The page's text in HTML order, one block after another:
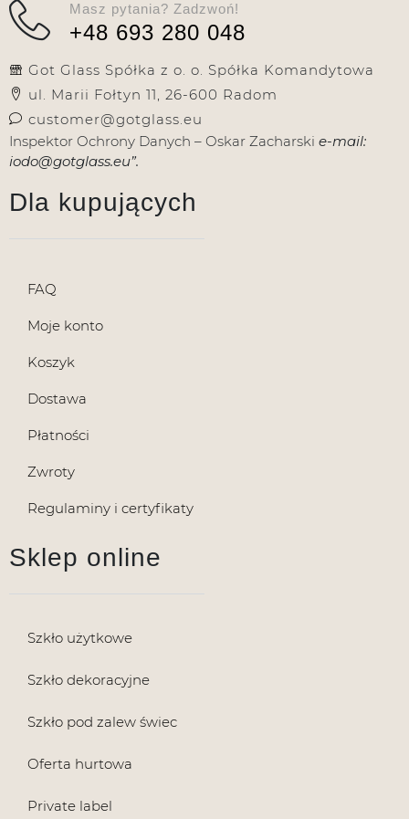
Masz pytania? Zadzwoń!
+48 693 280 048
Got Glass Spółka z o. o. Spółka Komandytowa
ul. Marii Fołtyn 11, 26-600 Radom
customer@gotglass.eu
Inspektor Ochrony Danych – Oskar Zacharski e-mail:
iodo@gotglass.eu”.
Dla kupujących
FAQ
Moje konto
Koszyk
Dostawa
Płatności
Zwroty
Regulaminy i certyfikaty
Sklep online
Szkło użytkowe
Szkło dekoracyjne
Szkło pod zalew świec
Oferta hurtowa
Private label